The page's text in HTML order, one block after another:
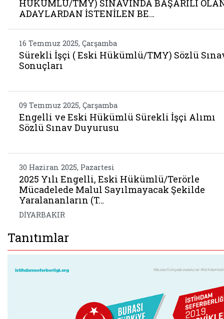
HÜKÜMLÜ/TMY) SINAVINDA BAŞARILI
ADAYLARDAN İSTENİLEN BE…
16 Temmuz 2025, Çarşamba
Sürekli İşçi ( Eski Hükümlü/TMY) Sözlü
Sonuçları
09 Temmuz 2025, Çarşamba
Engelli ve Eski Hükümlü Sürekli İşçi Alımı
Sözlü Sınav Duyurusu
30 Haziran 2025, Pazartesi
2025 Yılı Engelli, Eski Hükümlü/Terörle
Mücadelede Malul Sayılmayacak Şekilde
Yaralananların (T…
DİYARBAKIR
Tanıtımlar